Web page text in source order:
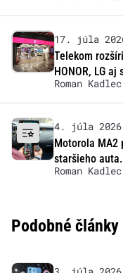
17. júla
Telekom
HONOR, LG
Roman Kadlec
4. júla 2026
Motorola MA2
staršieho
Roman Kadlec
Podobné články